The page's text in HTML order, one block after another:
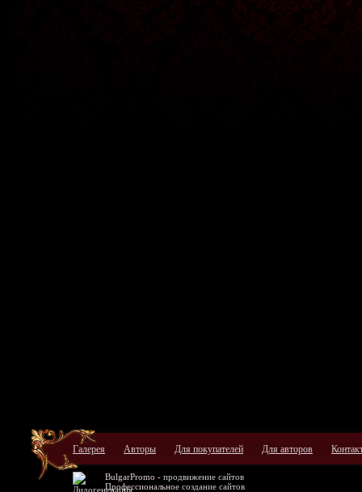
Галерея Авторы Для покупателей Для авторов
BulgarPromo - продвижение сайтов
Профессиональное создание сайтов